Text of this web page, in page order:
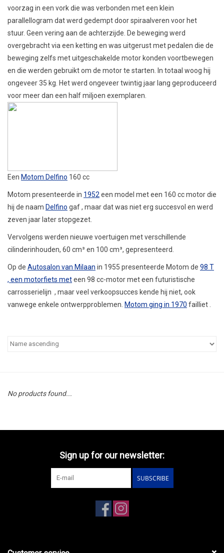
voorzag in een vork die was verbonden met een klein
parallellogram dat werd gedempt door spiraalveren voor het
stuur. Geen vering aan de achterzijde. De beweging werd
overgebracht via een ketting en was uitgerust met pedalen die de
beweging zelfs met uitgeschakelde motor konden voortbewegen
en die werden gebruikt om de motor te starten. In totaal woog hij
ongeveer 35 kg. Het werd ongeveer twintig jaar lang geproduceerd
voor meer dan een half miljoen exemplaren.
Een Motom Delfino 160 cc
Motom presenteerde in 1952 een model met een 160 cc motor die
hij de naam Delfino gaf , maar dat was niet erg succesvol en werd
zeven jaar later stopgezet.
Vervolgens werden nieuwe voertuigen met verschillende
cilinderinhouden, 60 cm³ en 100 cm³, gepresenteerd.
Op de Autosalon van Milaan in 1955 presenteerde Motom de 98 T
, een motorfiets meteen 98 cc-motor met een futuristische
carrosserielijn , maar veel verkoopsucces kende hij niet, ook
vanwege enkele ontwerpproblemen. Motom ging in 1970 failliet .
No products found...
Sign up for our newsletter:
SUBSCRIBE